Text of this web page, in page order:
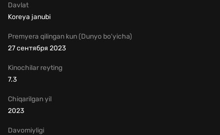
Chiqarilgan yil
2023
Davomiyligi
Davlat
Koreya janubi
Premyera qilingan kun (Dunyo bo'yicha)
27 сентября 2023
Kinochilar reyting
7.3